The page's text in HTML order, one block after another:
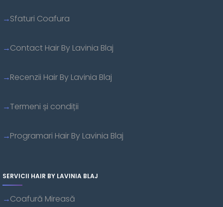
Sfaturi Coafura
Contact Hair By Lavinia Blaj
Recenzii Hair By Lavinia Blaj
Termeni și condiții
Programari Hair By Lavinia Blaj
SERVICII HAIR BY LAVINIA BLAJ
Coafură Mireasă